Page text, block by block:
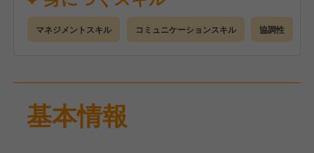
接客職は、料理の提供やご案内を通じた「おもてな
し」が主役です。一般店舗から着物で接客する「お屋
敷」まであり、質の高い作法が身につきます。
す。現場の声を大切にする社風のため、自身のアイデ
アで店舗を活気づけるやりがいがあります。
マネジメントスキル コミュニケーションスキル 協調性
基本情報